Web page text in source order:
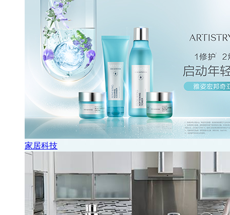
家居科技